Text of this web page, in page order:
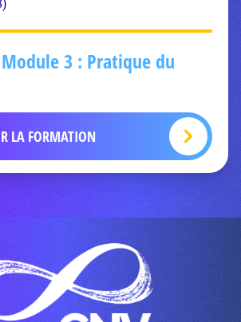
3 : Pratique du
LA FORMATION